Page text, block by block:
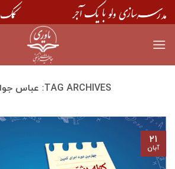
Skip
to
TAG ARCHIVES: عباس
۲۱
آبان